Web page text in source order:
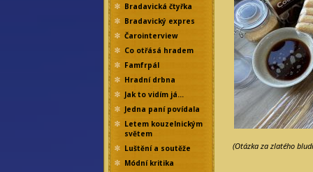
Bradavická čtyřka
Bradavický expres
Čarointerview
Co otřásá hradem
Famfrpál
Hradní drbna
Jak to vidím já…
Jedna paní povídala
Letem kouzelnickým
světem
Luštění a soutěže
Módní kritika
(Otázka za zlatého